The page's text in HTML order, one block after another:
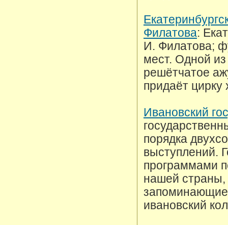
Филатова:
И. Филатова;
мест. Одной из
решётчатое
придаёт цирку
Ивановский
порядка
выступлений.
программами
нашей страны,
ивановский